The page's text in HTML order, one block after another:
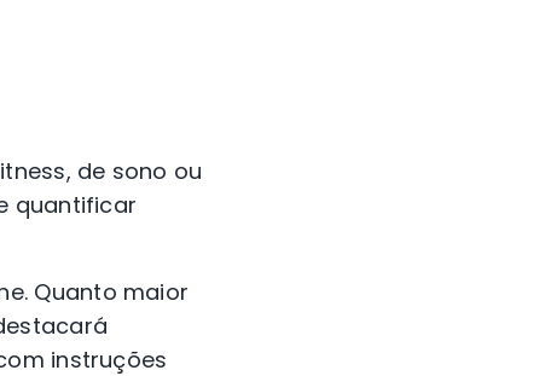
de sono ou
quantificar
Quanto maior
instruções